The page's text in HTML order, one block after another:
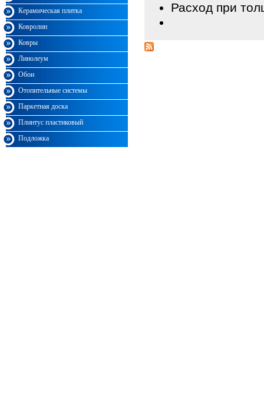
Расход при
Керамическая плитка
Ковролин
Ковры
Линолеум
Обои
Отопительные системы
Паркетная доска
Плинтус пластиковый
Подложка